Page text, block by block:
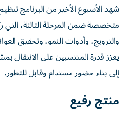
شهد الأسبوع الأخير من البرنامج
متخصصة ضمن المرحلة الثالثة،
والترويج، وأدوات النمو، وتحقيق
يعزز قدرة المنتسبين على الانتقال
إلى بناء حضور مستدام وقابل للتطور.
منتج رفيع